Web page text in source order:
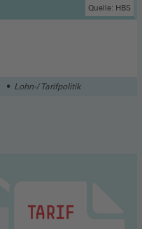
Quelle: HBS
Lohn-/ Tarifpolitik